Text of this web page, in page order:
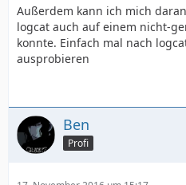
Außerdem kann ich mich
logcat auch auf einem nicht-
konnte. Einfach mal nach
ausprobieren
Ben
Profi